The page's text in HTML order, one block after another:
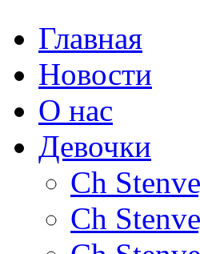
Главная
Новости
О нас
Девочки
Ch
Ch